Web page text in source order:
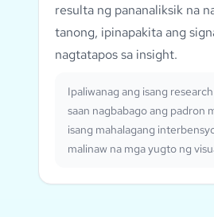
resulta ng pananaliksik na
tanong, ipinapakita ang
nagtatapos sa insight.
Ipaliwanag ang isang
saan nagbabago ang padron
isang mahalagang
malinaw na mga yugto ng